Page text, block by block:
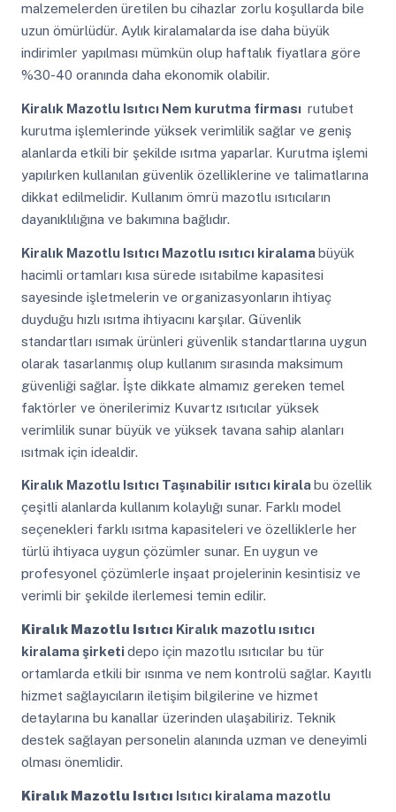
malzemelerden üretilen bu cihazlar zorlu koşullarda bile
uzun ömürlüdür. Aylık kiralamalarda ise daha büyük
indirimler yapılması mümkün olup haftalık fiyatlara göre
%30-40 oranında daha ekonomik olabilir.
Kiralık Mazotlu IsıtıcıNem kurutma firması rutubet
kurutma işlemlerinde yüksek verimlilik sağlar ve geniş
alanlarda etkili bir şekilde ısıtma yaparlar. Kurutma işlemi
yapılırken kullanılan güvenlik özelliklerine ve talimatlarına
dikkat edilmelidir. Kullanım ömrü mazotlu ısıtıcıların
dayanıklılığına ve bakımına bağlıdır.
Kiralık Mazotlu IsıtıcıMazotlu ısıtıcı kiralamabüyük
hacimli ortamları kısa sürede ısıtabilme kapasitesi
sayesinde işletmelerin ve organizasyonların ihtiyaç
duyduğu hızlı ısıtma ihtiyacını karşılar. Güvenlik
standartları ısımak ürünleri güvenlik standartlarına uygun
olarak tasarlanmış olup kullanım sırasında maksimum
güvenliği sağlar. İşte dikkate almamız gereken temel
faktörler ve önerilerimiz Kuvartz ısıtıcılar yüksek
verimlilik sunar büyük ve yüksek tavana sahip alanları
ısıtmak için idealdir.
Kiralık Mazotlu IsıtıcıTaşınabilir ısıtıcı kiralabu özellik
çeşitli alanlarda kullanım kolaylığı sunar. Farklı model
seçenekleri farklı ısıtma kapasiteleri ve özelliklerle her
türlü ihtiyaca uygun çözümler sunar. En uygun ve
profesyonel çözümlerle inşaat projelerinin kesintisiz ve
verimli bir şekilde ilerlemesi temin edilir.
Kiralık Mazotlu Isıtıcı Kiralık mazotlu ısıtıcı
kiralama şirketidepo için mazotlu ısıtıcılar bu tür
ortamlarda etkili bir ısınma ve nem kontrolü sağlar. Kayıtlı
hizmet sağlayıcıların iletişim bilgilerine ve hizmet
detaylarına bu kanallar üzerinden ulaşabiliriz. Teknik
destek sağlayan personelin alanında uzman ve deneyimli
olması önemlidir.
Kiralık Mazotlu Isıtıcı Isıtıcı kiralama mazotlu